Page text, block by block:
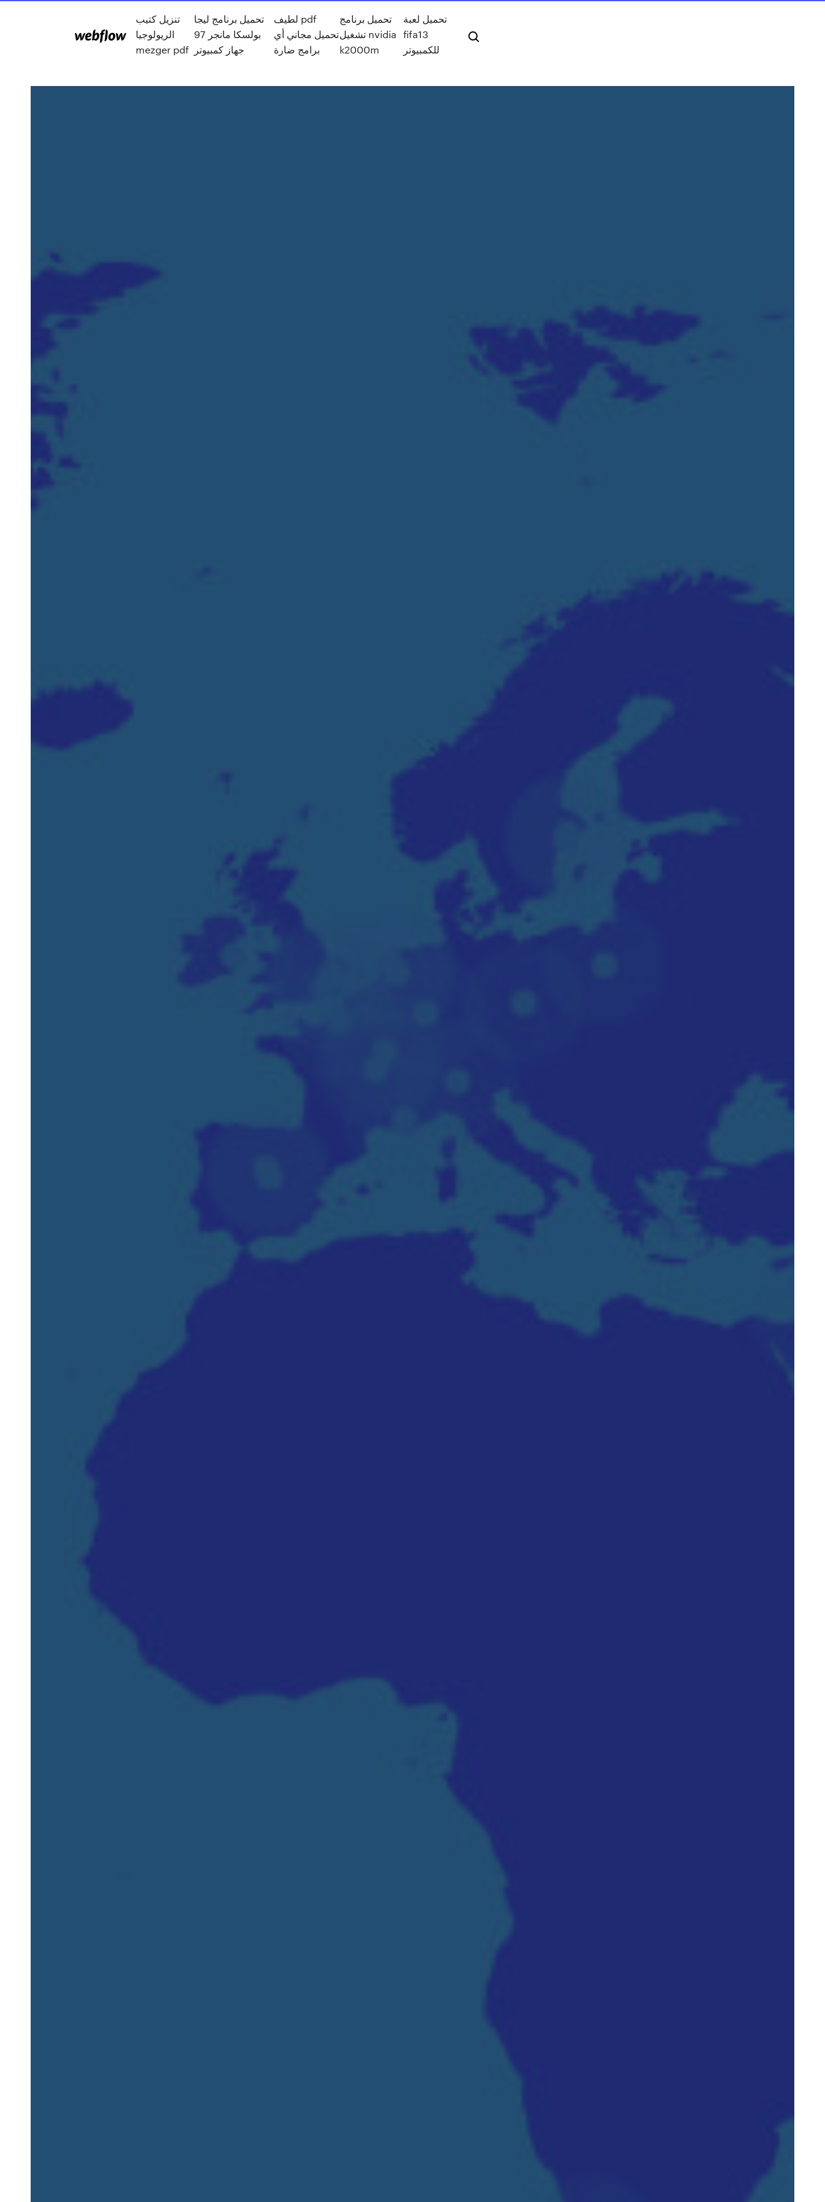
تنزيل كتيب
الريولوجيا
mezger pdf
تحميل برنامج ليجا
بولسكا مانجر 97
جهاز كمبيوتر
لطيف pdf
تحميل مجاني أي
برامج ضارة
تحميل برنامج
تشغيل nvidia
k2000m
تحميل لعبة
fifa13
للكمبيوتر